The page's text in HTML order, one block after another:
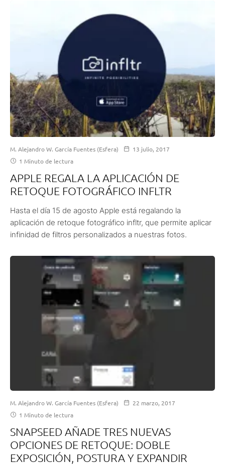
M. Alejandro W. García Fuentes (Esfera)
13 julio, 2017
1 Minuto de lectura
APPLE REGALA LA APLICACIÓN DE
RETOQUE FOTOGRÁFICO INFLTR
Hasta el día 15 de agosto Apple está regalando la
aplicación de retoque fotográfico infltr, que permite aplicar
infinidad de filtros personalizados a nuestras fotos.
M. Alejandro W. García Fuentes (Esfera)
22 marzo, 2017
1 Minuto de lectura
SNAPSEED AÑADE TRES NUEVAS
OPCIONES DE RETOQUE: DOBLE
EXPOSICIÓN, POSTURA Y EXPANDIR